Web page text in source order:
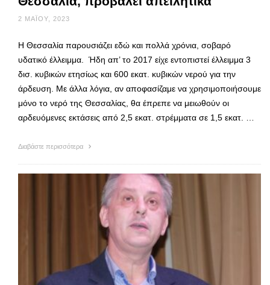
2 ΜΑΪ́ΟΥ, 2023
Η Θεσσαλία παρουσιάζει εδώ και πολλά χρόνια, σοβαρό
υδατικό έλλειμμα. Ήδη απ’ το 2017 είχε εντοπιστεί έλλειμμα 3
δισ. κυβικών ετησίως και 600 εκατ. κυβικών νερού για την
άρδευση. Με άλλα λόγια, αν αποφασίζαμε να χρησιμοποιήσουμε
μόνο το νερό της Θεσσαλίας, θα έπρεπε να μειωθούν οι
αρδευόμενες εκτάσεις από 2,5 εκατ. στρέμματα σε 1,5 εκατ. …
Διαβάστε περισσότερα